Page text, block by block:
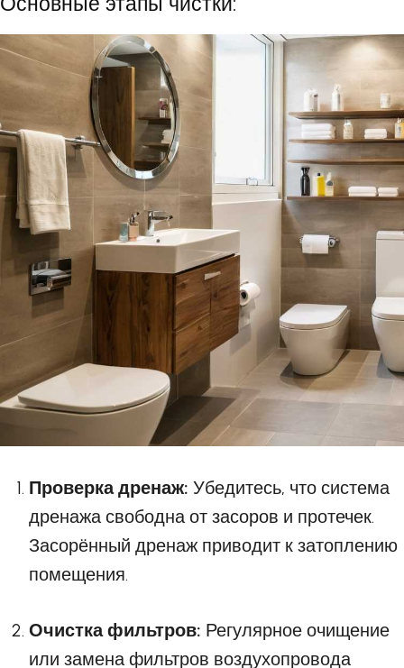
Проверка дренаж: Убедитесь, что система
дренажа свободна от засоров и протечек.
Засорённый дренаж приводит к затоплению
помещения.
Очистка фильтров: Регулярное очищение
или замена фильтров воздухопровода